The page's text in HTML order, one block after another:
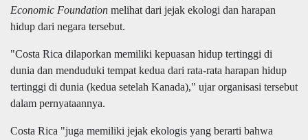
Economic Foundation melihat dari jejak ekologi dan harapan
hidup dari negara tersebut.
"Costa Rica dilaporkan memiliki kepuasan hidup tertinggi di
dunia dan menduduki tempat kedua dari rata-rata harapan hidup
tertinggi di dunia (kedua setelah Kanada)," ujar organisasi tersebut
dalam pernyataannya.
Costa Rica "juga memiliki jejak ekologis yang berarti bahwa